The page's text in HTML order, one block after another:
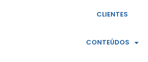
CLIENTES
CONTEÚDOS